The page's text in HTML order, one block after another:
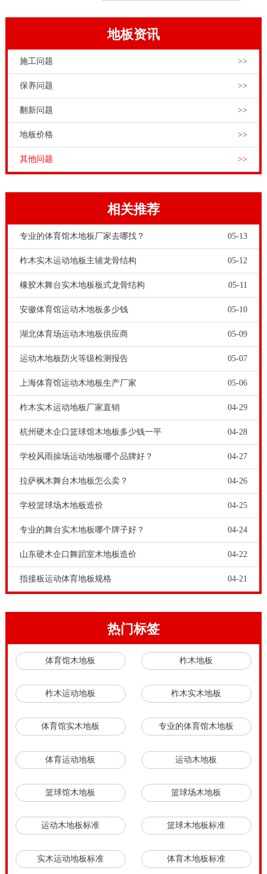
地板资讯
施工问题 >>
保养问题 >>
翻新问题 >>
地板价格 >>
其他问题 >>
相关推荐
专业的体育馆木地板厂家去哪找？ 05-13
柞木实木运动地板主辅龙骨结构 05-12
橡胶木舞台实木地板板式龙骨结构 05-11
安徽体育馆运动木地板多少钱 05-10
湖北体育场运动木地板供应商 05-09
运动木地板防火等级检测报告 05-07
上海体育馆运动木地板生产厂家 05-06
柞木实木运动地板厂家直销 04-29
杭州硬木企口篮球馆木地板多少钱一平 04-28
学校风雨操场运动地板哪个品牌好？ 04-27
拉萨枫木舞台木地板怎么卖？ 04-26
学校篮球场木地板造价 04-25
专业的舞台实木地板哪个牌子好？ 04-24
山东硬木企口舞蹈室木地板造价 04-22
指接板运动体育地板规格 04-21
热门标签
体育馆木地板 柞木地板
柞木运动地板 柞木实木地板
体育馆实木地板 专业的体育馆木地板
体育运动地板 运动木地板
篮球馆木地板 篮球场木地板
运动木地板标准 篮球木地板标准
实木运动地板标准 体育木地板标准